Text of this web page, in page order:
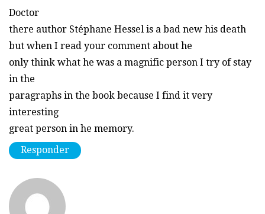
Doctor
there author Stéphane Hessel is a bad new his death
but when I read your comment about he
only think what he was a magnific person I try of stay
in the
paragraphs in the book because I find it very
interesting
great person in he memory.
Responder